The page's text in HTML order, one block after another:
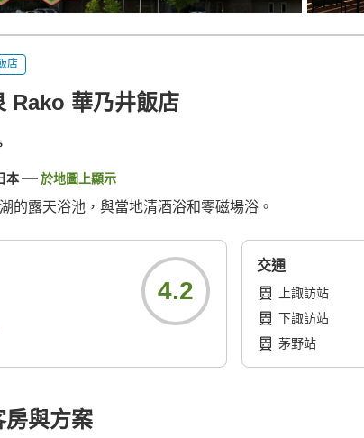
店
Rako 華乃井飯店
本 於地圖上顯示
的露天浴池，與當地清酒浴和零磁場浴。
4.2
交通
上諏訪站
下諏訪站
茅野站
房與方案